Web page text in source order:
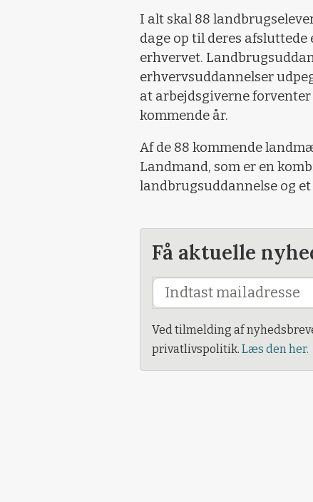
I alt skal 88
dage op til deres afsluttede
erhvervet.
erhvervsuddannelser
at arbejdsgiverne
kommende år.
Af de 88 kommende
Landmand, som er en
landbrugsuddannelse og
Få aktuelle
Ved tilmelding af
privatlivspolitik. Læs den her.